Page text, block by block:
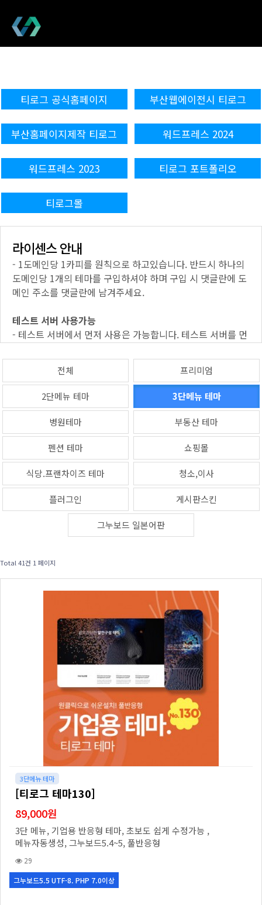
티로그 공식홈페이지 부산웹에이전시 티로그
부산홈페이지제작 티로그 워드프레스 2024
워드프레스 2023 티로그 포트폴리오
티로그몰
라이센스 안내
- 1도메인당 1카피를 원칙으로 하고있습니다. 반드시 하나의
도메인당 1개의 테마를 구입하셔야 하며 구입 시 댓글란에 도
메인 주소를 댓글란에 남겨주세요.
테스트 서버 사용가능
- 테스트 서버에서 먼저 사용은 가능합니다. 테스트 서버를 먼
야 합니다.
-------------------------------------------------------------------
-------------------------------------------------------------------
-------------------------------------------------------------------
--------------------------------------------------
1. 홈페이지의 납품 시 샘플로 사용된 이미지는 사용 하실 수
없습니다.(재배포 금지)
2. 테마에 사용된 이미지를 무단의 도용하여 블로그/카
페/SNS 내 게시물(포스팅), 오픈마켓/소셜커머스 입점용, 동
영상 플랫폼, 인쇄용에 사용을 금지합니다.
3. 테마를 구입하셨다 하더라도 테마에 사용된 이미지를 블로
용, 동영상 플랫폼, 인쇄용 사용은 허용하지 않습니다.
4. 공공기관 사이트 개설을 목적으로 티로그 테마를 구매하신
경우 테마에 사용된 이미지 사용은 불가능합니다.
5. 불법적인 사이트 개설을 목적으로 티로그 테마를 구매하신
경우 테마에 사용된 이미지 및 컨텐츠 사용이 불가능하며 차
후 홈페이지 관련한 어떤 법적인 문제에도 티로그에서 책임을
지지 않습니다.
6. 해외에서는 테마에 사용된 이미지를 쓰실 수 없습니다.
7. 테마에 사용된 이미지는 사용자의 이해를 돕기 위해 들어간
것이기에 가능한 변경하여 쓰시길 권장드립니다.
티로그 테마는 직접 계약한 정품 이미지를 쓰고 있기에 비상
업적인 용도의 1차 홈페이지 개설에 쓰여지는 것은 문제 없지
만 2차 3차 수정을 통한 재배포 및 상업적인 홈페이지에서는
사용할 수 없습니다. 공공기관 및 불법사이트 개설을 목적으
로 테마에 사용된 이미지를 쓰실 경우 이미지 저작권에 발생
하는 그 어떤 문제도 티로그에서는 책임이 없음을 알려드리며
모든 법적 책임은 구매자에게 있음을 명시합니다.
8. 커스트마이징 의뢰없이 직접 여러개의 테마에서 각각 다른
디자인을 퍼와서 직접 짜집기 하는 행위는 금지합니다.
9. 티로그테마(스크립트 포함)를 구입 후 소스를 무단으로 퍼
가서 수정 후 재판매를 하는 경우 사전 경고없이 법적고발에
전체 프리미엄
2단메뉴 테마 3단메뉴 테마
병원테마 부동산 테마
펜션 테마 쇼핑몰
식당.프랜차이즈 테마 청소,이사
플러그인 게시판스킨
그누보드 일본어판
Total 41건 1 페이지
3단메뉴 테마
[티로그 테마130]
89,000원
3단 메뉴, 기업용 반응형 테마, 초보도 쉽게 수정가능 ,
메뉴자동생성, 그누보드5.4~5, 풀반응형
29
그누보드5.5 UTF-8. PHP 7.0이상